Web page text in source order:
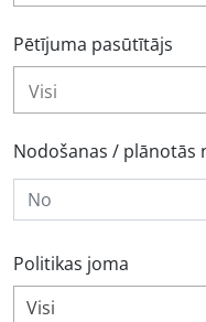
Pētījuma pasūtītājs
Nodošanas / plānotās
Politikas joma
Visi